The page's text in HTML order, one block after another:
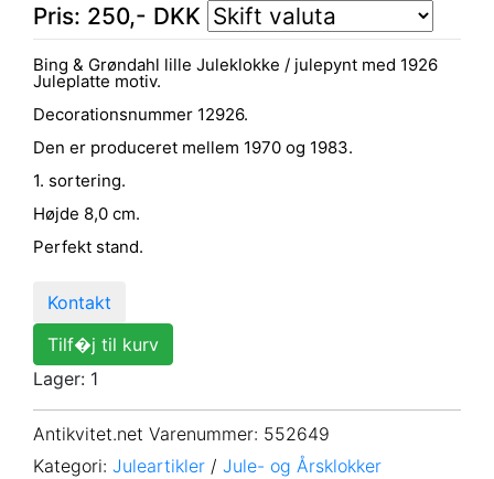
Pris: 250,- DKK
Bing & Grøndahl lille Juleklokke / julepynt med 1926
Juleplatte motiv.
Decorationsnummer 12926.
Den er produceret mellem 1970 og 1983.
1. sortering.
Højde 8,0 cm.
Perfekt stand.
Kontakt
Tilf�j til kurv
Lager: 1
Antikvitet.net Varenummer: 552649
Kategori: Juleartikler / Jule- og Årsklokker